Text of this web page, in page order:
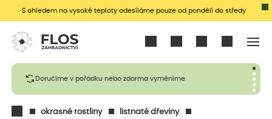
S ohledem na vysoké teploty odesíláme pouze od pondělí do středy
Doručíme v pořádku nebo zdarma vyměníme
okrasné rostliny
listnaté dřeviny